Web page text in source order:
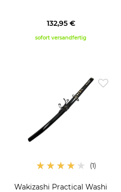
132,95 €
sofort versandfertig
Wakizashi Practical Washi